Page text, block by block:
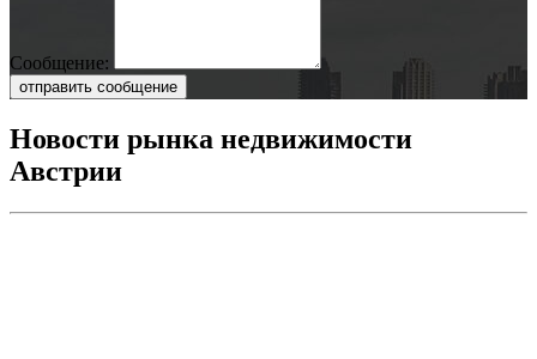
Сообщение:
отправить сообщение
Новости рынка недвижимости
Австрии